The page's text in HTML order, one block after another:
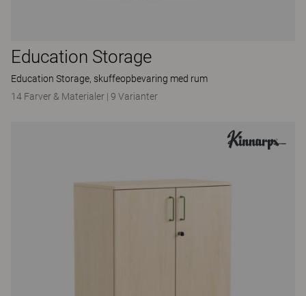
Education Storage
Education Storage, skuffeopbevaring med rum
14 Farver & Materialer | 9 Varianter